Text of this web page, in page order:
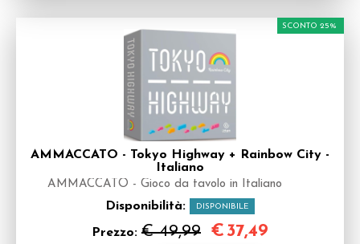
AMMACCATO - Tokyo Highway + Rainbow City -
Italiano
AMMACCATO - Gioco da tavolo in Italiano
Disponibilità: DISPONIBILE
Prezzo: € 49,99
SCONTO 25%
€ 37,49